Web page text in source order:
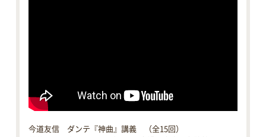
今道友信 ダンテ『神曲』講義 （全15回）